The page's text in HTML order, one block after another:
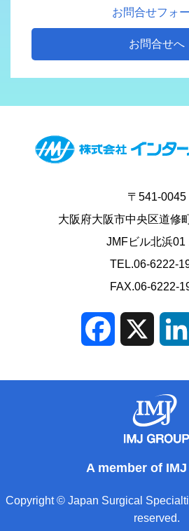
お問合せフォ
お問合せへ
〒541-0045
大阪府大阪市中央区道修
JMFビル北浜01
TEL.06-6222-
FAX.06-6222-
Facebook
A member of
Copyright © Japan Surgical
reserved.